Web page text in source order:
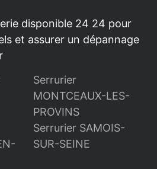
disponible 24 24 pour
et assurer un dépannage
Serrurier
MONTCEAUX-LES-
PROVINS
Serrurier SAMOIS-
SUR-SEINE